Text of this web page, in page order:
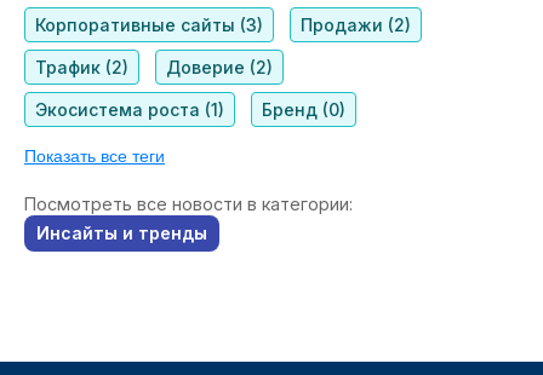
Корпоративные сайты (3) Продажи (2)
Трафик (2) Доверие (2)
Экосистема роста (1) Бренд (0)
Показать все теги
Посмотреть все новости в категории:
Инсайты и тренды